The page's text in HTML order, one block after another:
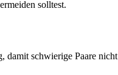
solltest.
schwierige Paare